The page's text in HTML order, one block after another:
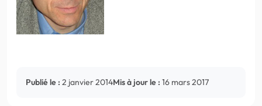
Publié le : 2 janvier 2014Mis à jour le : 16 mars 2017